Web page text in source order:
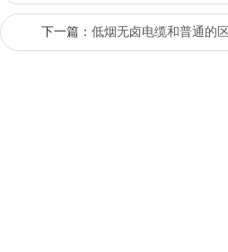
下一篇： 低烟无卤电缆和普通的